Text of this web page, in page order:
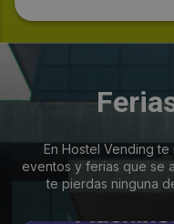
En Hostel Vending
eventos y ferias que se
te pierdas ninguna